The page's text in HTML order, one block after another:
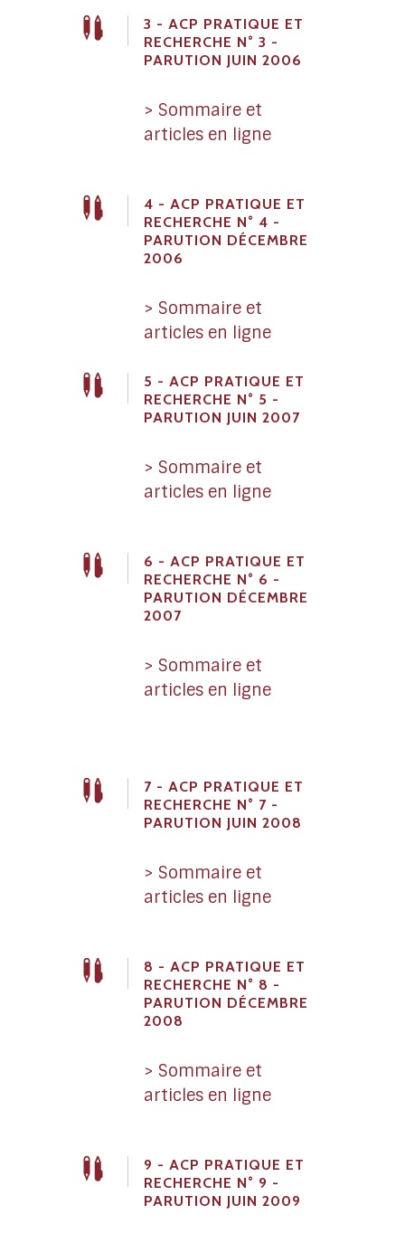
3 - ACP PRATIQUE ET
RECHERCHE N° 3 -
PARUTION JUIN 2006
> Sommaire et
articles en ligne
4 - ACP PRATIQUE ET
RECHERCHE N° 4 -
PARUTION DÉCEMBRE
2006
> Sommaire et
articles en ligne
5 - ACP PRATIQUE ET
RECHERCHE N° 5 -
PARUTION JUIN 2007
> Sommaire et
articles en ligne
6 - ACP PRATIQUE ET
RECHERCHE N° 6 -
PARUTION DÉCEMBRE
2007
> Sommaire et
articles en ligne
7 - ACP PRATIQUE ET
RECHERCHE N° 7 -
PARUTION JUIN 2008
> Sommaire et
articles en ligne
8 - ACP PRATIQUE ET
RECHERCHE N° 8 -
PARUTION DÉCEMBRE
2008
> Sommaire et
articles en ligne
9 - ACP PRATIQUE ET
RECHERCHE N° 9 -
PARUTION JUIN 2009